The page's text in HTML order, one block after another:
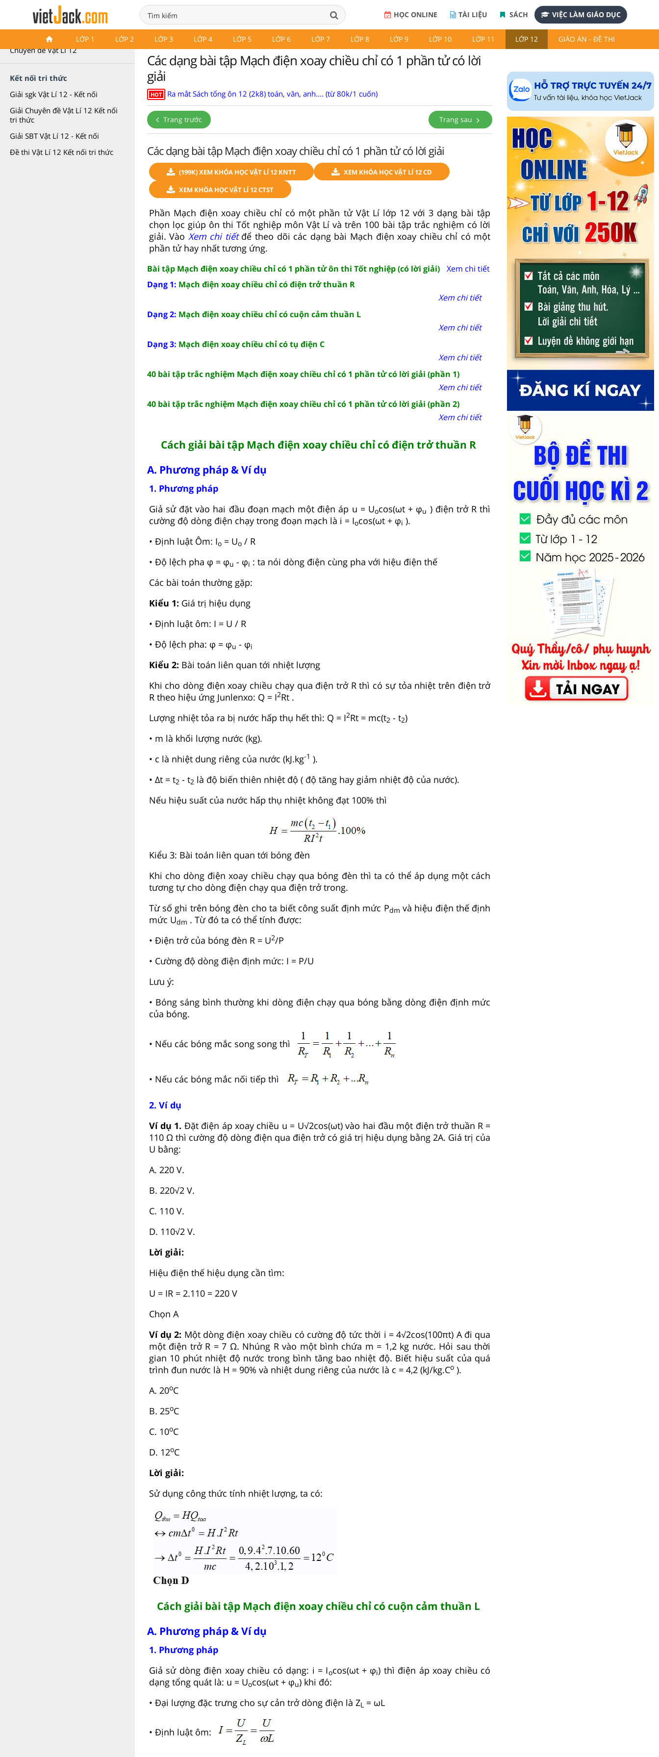
HỌC ONLINE TÀI LIỆU SÁCH VIỆC LÀM GIÁO DỤC
LỚP 1 LỚP 2 LỚP 3 LỚP 4 LỚP 5 LỚP 6 LỚP 7 LỚP 8 LỚP 9 LỚP 10 LỚP 11 LỚP 12 GIÁO ÁN - ĐỀ THI
Chuyên đề Vật Lí 12
Chuyên đề Vật Lí 12
Kết nối tri thức
Giải sgk Vật Lí 12 - Kết nối
Giải Chuyên đề Vật Lí 12 Kết nối
tri thức
Giải SBT Vật Lí 12 - Kết nối
Đề thi Vật Lí 12 Kết nối tri thức
Các dạng bài tập Mạch điện xoay chiều chỉ có 1 phần tử có lời
giải
HOT Ra mắt Sách tổng ôn 12 (2k8) toán, văn, anh.... (từ 80k/1 cuốn)
Trang trước Trang sau
Các dạng bài tập Mạch điện xoay chiều chỉ có 1 phần tử có lời giải
(199K) XEM KHÓA HỌC VẬT LÍ 12 KNTT
XEM KHÓA HỌC VẬT LÍ 12 CD
XEM KHÓA HỌC VẬT LÍ 12 CTST
Phần Mạch điện xoay chiều chỉ có một phần tử Vật Lí lớp 12 với 3 dạng bài tập
chọn lọc giúp ôn thi Tốt nghiệp môn Vật Lí và trên 100 bài tập trắc nghiệm có lời
giải. Vào Xem chi tiếtđể theo dõi các dạng bài Mạch điện xoay chiều chỉ có một
phần tử hay nhất tương ứng.
Bài tập Mạch điện xoay chiều chỉ có 1 phần tử ôn thi Tốt nghiệp (có lời giải)
Xem chi tiết
Dạng 1: Mạch điện xoay chiều chỉ có điện trở thuần R
Xem chi tiết
Dạng 2: Mạch điện xoay chiều chỉ có cuộn cảm thuần L
Xem chi tiết
Dạng 3: Mạch điện xoay chiều chỉ có tụ điện C
Xem chi tiết
40 bài tập trắc nghiệm Mạch điện xoay chiều chỉ có 1 phần tử có lời giải (phần 1)
Xem chi tiết
40 bài tập trắc nghiệm Mạch điện xoay chiều chỉ có 1 phần tử có lời giải (phần 2)
Xem chi tiết
Cách giải bài tập Mạch điện xoay chiều chỉ có điện trở thuần R
A. Phương pháp & Ví dụ
1. Phương pháp
Giả sử đặt vào hai đầu đoạn mạch một điện áp u = Uocos(ωt + φu ) điện trở R thì
cường độ dòng điện chạy trong đoạn mạch là i = Iocos(ωt + φi ).
• Định luật Ôm: Io= Uo/ R
• Độ lệch pha φ = φu - φi : ta nói dòng điện cùng pha với hiệu điện thế
Các bài toán thường gặp:
Kiểu 1: Giá trị hiệu dụng
• Định luật ôm: I = U / R
• Độ lệch pha: φ = φu - φi
Kiểu 2: Bài toán liên quan tới nhiệt lượng
Khi cho dòng điện xoay chiều chạy qua điện trở R thì có sự tỏa nhiệt trên điện trở
R theo hiệu ứng Junlenxo: Q = I2Rt .
Lượng nhiệt tỏa ra bị nước hấp thụ hết thì: Q = I2Rt = mc(t2 - t2)
• m là khối lượng nước (kg).
• c là nhiệt dung riêng của nước (kJ.kg-1 ).
• Δt = t2 - t2 là độ biến thiên nhiệt độ ( độ tăng hay giảm nhiệt độ của nước).
Nếu hiệu suất của nước hấp thụ nhiệt không đạt 100% thì
Kiểu 3: Bài toán liên quan tới bóng đèn
Khi cho dòng điện xoay chiều chạy qua bóng đèn thì ta có thể áp dụng một cách
tương tự cho dòng điện chạy qua điện trở trong.
Từ số ghi trên bóng đèn cho ta biết công suất định mức Pdm và hiệu điện thế định
mức Udm . Từ đó ta có thể tính được:
• Điện trở của bóng đèn R = U2/P
• Cường độ dòng điện định mức: I = P/U
Lưu ý:
• Bóng sáng bình thường khi dòng điện chạy qua bóng bằng dòng điện định mức
của bóng.
• Nếu các bóng mắc song song thì
• Nếu các bóng mắc nối tiếp thì
2. Ví dụ
Ví dụ 1. Đặt điện áp xoay chiều u = U√2cos(ωt) vào hai đầu một điện trở thuần R =
110 Ω thì cường độ dòng điện qua điện trở có giá trị hiệu dụng bằng 2A. Giá trị của
U bằng:
A. 220 V.
B. 220√2 V.
C. 110 V.
D. 110√2 V.
Lời giải:
Hiệu điện thế hiệu dụng cần tìm:
U = IR = 2.110 = 220 V
Chọn A
Ví dụ 2: Một dòng điện xoay chiều có cường độ tức thời i = 4√2cos(100πt) A đi qua
một điện trở R = 7 Ω. Nhúng R vào một bình chứa m = 1,2 kg nước. Hỏi sau thời
gian 10 phút nhiệt độ nước trong bình tăng bao nhiệt độ. Biết hiệu suất của quá
trình đun nước là H = 90% và nhiệt dung riêng của nước là c = 4,2 (kJ/kg.Cο).
A. 20οC
B. 25οC
C. 10οC
D. 12οC
Lời giải:
Sử dụng công thức tính nhiệt lượng, ta có:
Cách giải bài tập Mạch điện xoay chiều chỉ có cuộn cảm thuần L
A. Phương pháp & Ví dụ
1. Phương pháp
Giả sử dòng điện xoay chiều có dạng: i = Iocos(ωt + φi) thì điện áp xoay chiều có
dạng tổng quát là: u = Uocos(ωt + φu) khi đó:
• Đại lượng đặc trưng cho sự cản trở dòng điện là ZL = ωL
• Định luật ôm: